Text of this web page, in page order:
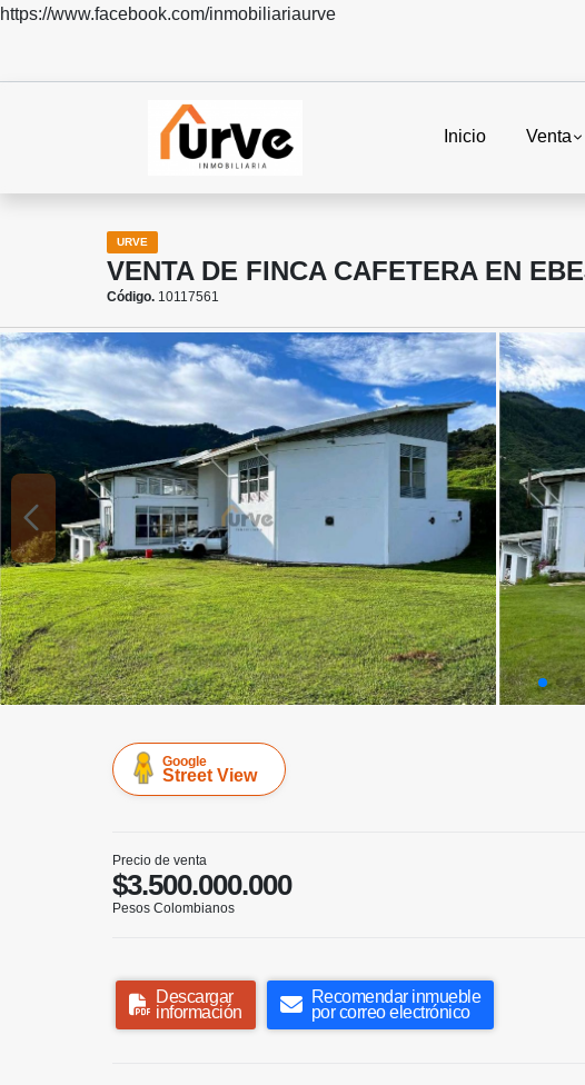
https://www.facebook.com/inmobiliariaurve
Inicio Venta
URVE
VENTA DE FINCA CAFETERA EN
Código. 10117561
Google
Street View
Precio de venta
$3.500.000.000
Pesos Colombianos
Descargar
información
Recomendar inmueble
por correo electrónico